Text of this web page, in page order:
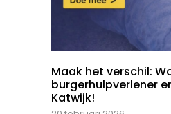
Maak het verschil:
burgerhulpverlener
Katwijk!